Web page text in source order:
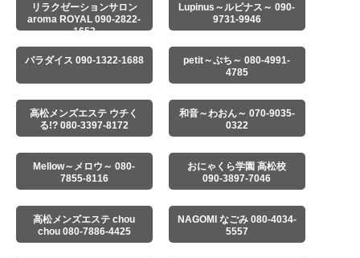
リラクゼーションサロン
aroma ROYAL 090-2822-
1652
Lupinus～ルピナス～ 090-
9731-9946
パラダイス 090-1322-1688
petit～ぷち～ 080-4991-
4785
高松メンズエステ ウチく
る!? 080-3397-8172
和音～わおん～ 070-9035-
0322
Mellow～メロウ～ 080-
7855-8116
おにゃくら学園 高松校
090-3897-7046
高松メンズエステ chou
chou 080-7886-4425
NAGOMI なごみ 080-4034-
5557